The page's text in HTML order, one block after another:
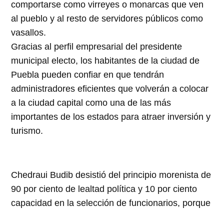
comportarse como virreyes o monarcas que ven
al pueblo y al resto de servidores públicos como
vasallos.
Gracias al perfil empresarial del presidente
municipal electo, los habitantes de la ciudad de
Puebla pueden confiar en que tendrán
administradores eficientes que volverán a colocar
a la ciudad capital como una de las más
importantes de los estados para atraer inversión y
turismo.
Chedraui Budib desistió del principio morenista de
90 por ciento de lealtad política y 10 por ciento
capacidad en la selección de funcionarios, porque